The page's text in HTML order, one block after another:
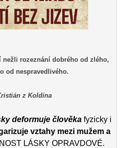
nežli rozeznání dobrého od zlého,
od nespravedlivého.
z Koldína
deformuje člověka fyzicky i
vztahy mezi mužem a
LÁSKY OPRAVDOVÉ.